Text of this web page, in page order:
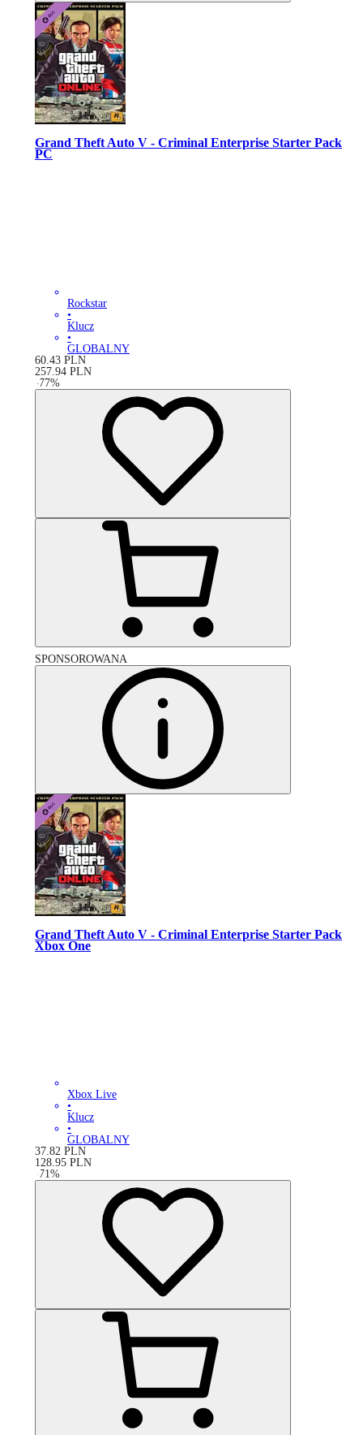
Grand Theft Auto V - Criminal Enterprise Starter Pack
PC
Rockstar
•
Klucz
•
GLOBALNY
60.43 PLN
257.94 PLN
-77%
SPONSOROWANA
Grand Theft Auto V - Criminal Enterprise Starter Pack
Xbox One
Xbox Live
•
Klucz
•
GLOBALNY
37.82 PLN
128.95 PLN
-71%